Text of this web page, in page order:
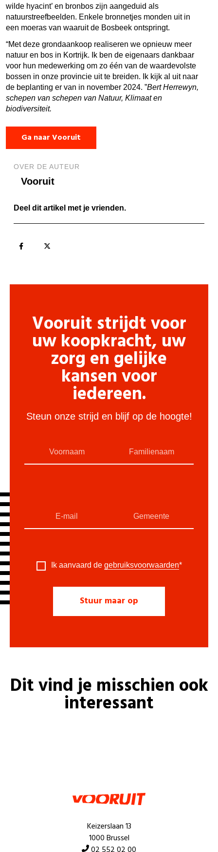
wilde hyacint’ en bronbos zijn aangeduid als
natuurstreefbeelden. Enkele bronnetjes monden uit in
een moeras van waaruit de Bosbeek ontspringt.
Met deze grondaankoop realiseren we opnieuw meer
natuur en bos in Kortrijk. Ik ben de eigenaars dankbaar
voor hun medewerking om zo één van de waardevolste
bossen in onze provincie uit te breiden. Ik kijk al uit naar
de beplanting er van in november 2024. Bert Herrewyn,
schepen van schepen van Natuur, Klimaat en
biodiversiteit.
Ga naar Vooruit
OVER DE AUTEUR
Vooruit
Deel dit artikel met je vrienden.
Vooruit strijdt voor
uw koopkracht, uw
zorg en gelijke
kansen voor
iedereen.
Steun onze strijd en blijf op de hoogte!
Ik aanvaard de gebruiksvoorwaarden*
Dit vind je misschien ook
interessant
Keizerslaan 13
1000 Brussel